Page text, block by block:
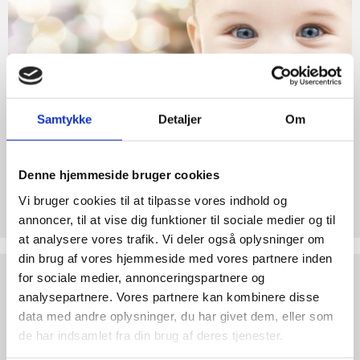
Samtykke Detaljer Om
Denne hjemmeside bruger cookies
Vi bruger cookies til at tilpasse vores indhold og
annoncer, til at vise dig funktioner til sociale medier og til
at analysere vores trafik. Vi deler også oplysninger om
din brug af vores hjemmeside med vores partnere inden
for sociale medier, annonceringspartnere og
analysepartnere. Vores partnere kan kombinere disse
data med andre oplysninger, du har givet dem, eller som
de har indsamlet fra din brug af deres tjenester.
abort
2.7:
Pro
Life
3.0:
Nyheder
til
Liv
Støt Retten til Liv
Hjertelig tak for ethvert bidrag til Retten til Liv
Test
dine
argumenter